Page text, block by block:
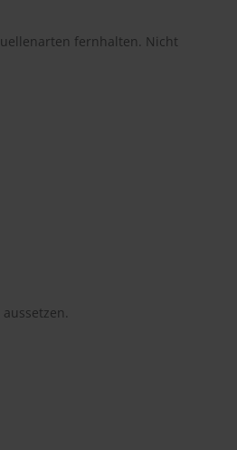
fernhalten. Nicht